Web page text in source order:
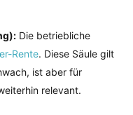
Die betriebliche
Rente. Diese Säule gilt
ist aber für
relevant.